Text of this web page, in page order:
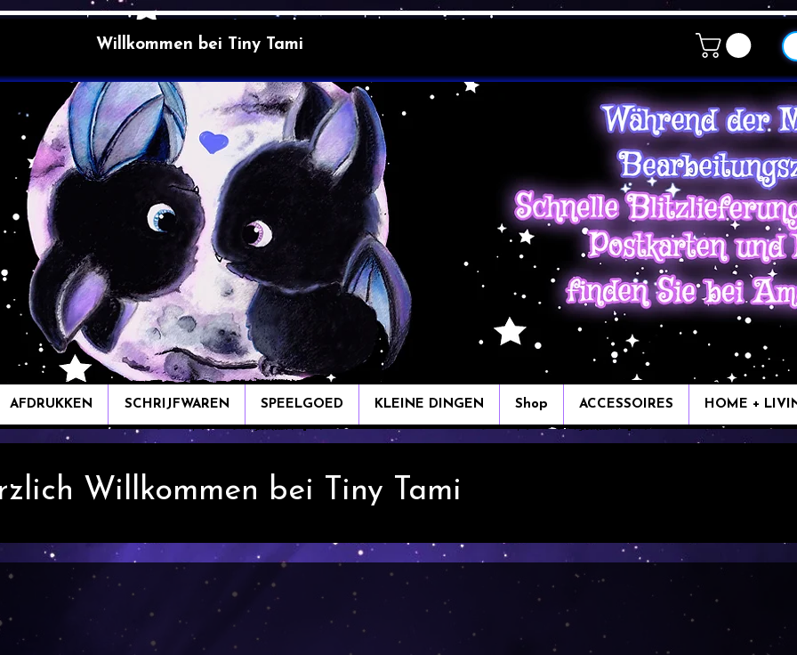
Willkommen bei Tiny Tami
AFDRUKKEN SCHRIJFWAREN SPEELGOED KLEINE DINGEN Shop ACCESSOIRES HOME +
Willkommen bei Tiny Tami